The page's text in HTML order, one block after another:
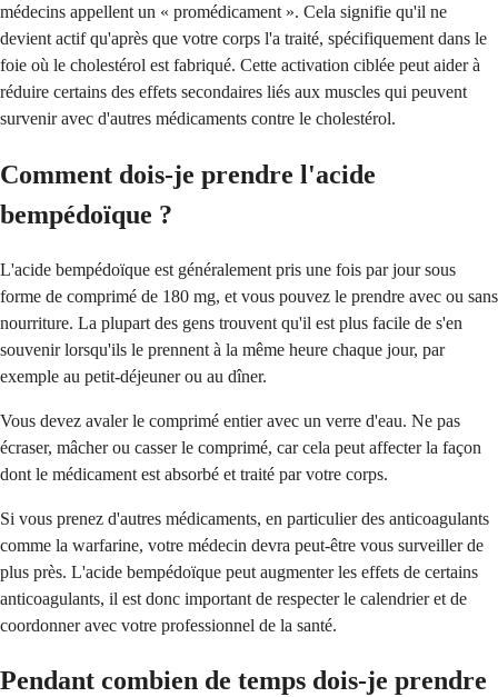
médecins appellent un « promédicament ». Cela signifie qu'il ne
devient actif qu'après que votre corps l'a traité, spécifiquement dans le
foie où le cholestérol est fabriqué. Cette activation ciblée peut aider à
réduire certains des effets secondaires liés aux muscles qui peuvent
survenir avec d'autres médicaments contre le cholestérol.
Comment dois-je prendre l'acide
bempédoïque ?
L'acide bempédoïque est généralement pris une fois par jour sous
forme de comprimé de 180 mg, et vous pouvez le prendre avec ou sans
nourriture. La plupart des gens trouvent qu'il est plus facile de s'en
souvenir lorsqu'ils le prennent à la même heure chaque jour, par
exemple au petit-déjeuner ou au dîner.
Vous devez avaler le comprimé entier avec un verre d'eau. Ne pas
écraser, mâcher ou casser le comprimé, car cela peut affecter la façon
dont le médicament est absorbé et traité par votre corps.
Si vous prenez d'autres médicaments, en particulier des anticoagulants
comme la warfarine, votre médecin devra peut-être vous surveiller de
plus près. L'acide bempédoïque peut augmenter les effets de certains
anticoagulants, il est donc important de respecter le calendrier et de
coordonner avec votre professionnel de la santé.
Pendant combien de temps dois-je prendre